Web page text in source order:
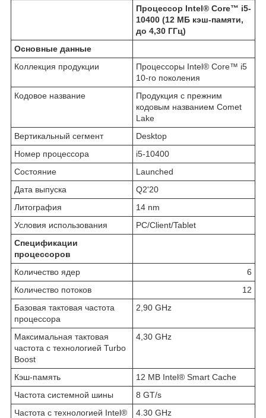
Процессор Intel® Core™ i5-
10400 (12 МБ кэш-памяти,
до 4,30 ГГц)
Основные данные
Коллекция продукции
Процессоры Intel® Core™ i5
10-го поколения
Кодовое название
Продукция с прежним
кодовым названием Comet
Lake
Вертикальный сегмент
Desktop
Номер процессора
i5-10400
Состояние
Launched
Дата выпуска
Q2'20
Литография
14 nm
Условия использования
PC/Client/Tablet
Спецификации
процессоров
Количество ядер
6
Количество потоков
12
Базовая тактовая частота
процессора
2,90 GHz
Максимальная тактовая
частота с технологией Turbo
Boost
4,30 GHz
Кэш-память
12 MB Intel® Smart Cache
Частота системной шины
8 GT/s
Частота с технологией Intel®
4.30 GHz